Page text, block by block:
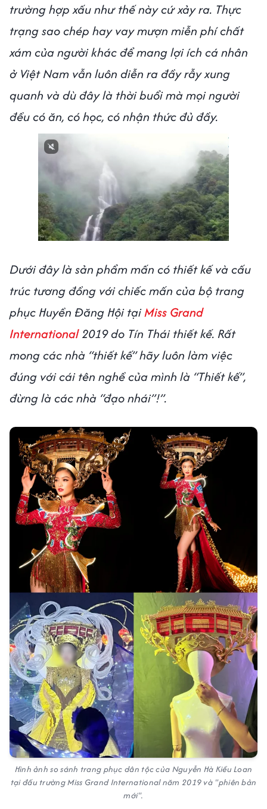
trường hợp xấu như thế này cứ xảy ra. Thực
trạng sao chép hay vay mượn miễn phí chất
xám của người khác để mang lợi ích cá nhân
ở Việt Nam vẫn luôn diễn ra đầy rẫy xung
quanh và dù đây là thời buổi mà mọi người
đều có ăn, có học, có nhận thức đủ đầy.
Dưới đây là sản phẩm mấn có thiết kế và cấu
trúc tương đồng với chiếc mấn của bộ trang
phục Huyền Đăng Hội tạiMiss Grand
International2019 do Tín Thái thiết kế. Rất
mong các nhà “thiết kế” hãy luôn làm việc
đúng với cái tên nghề của mình là “Thiết kế”,
đừng là các nhà “đạo nhái”!”.
Hình ảnh so sánh trang phục dân tộc của Nguyễn Hà Kiều Loan
tại đấu trường Miss Grand International năm 2019 và "phiên bản
mới".